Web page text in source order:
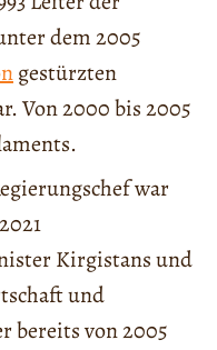
dem 2005
gestürzten
Von 2000 bis 2005
war
Kirgistans und
und
bereits von 2005